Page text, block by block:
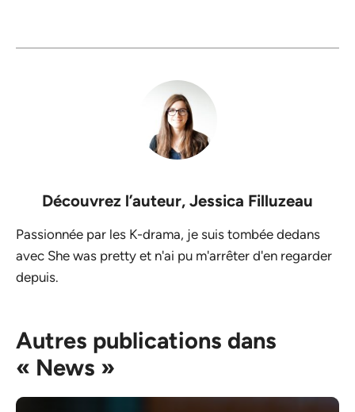
Découvrez l’auteur, Jessica Filluzeau
Passionnée par les K-drama, je suis tombée dedans
avec She was pretty et n'ai pu m'arrêter d'en regarder
depuis.
Autres publications dans
« News »